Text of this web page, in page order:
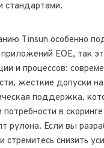
Tinsun особенно
EOE, так
и процессов:
жесткие допуски на
поддержка,
в
рулона. Если вы
снизить